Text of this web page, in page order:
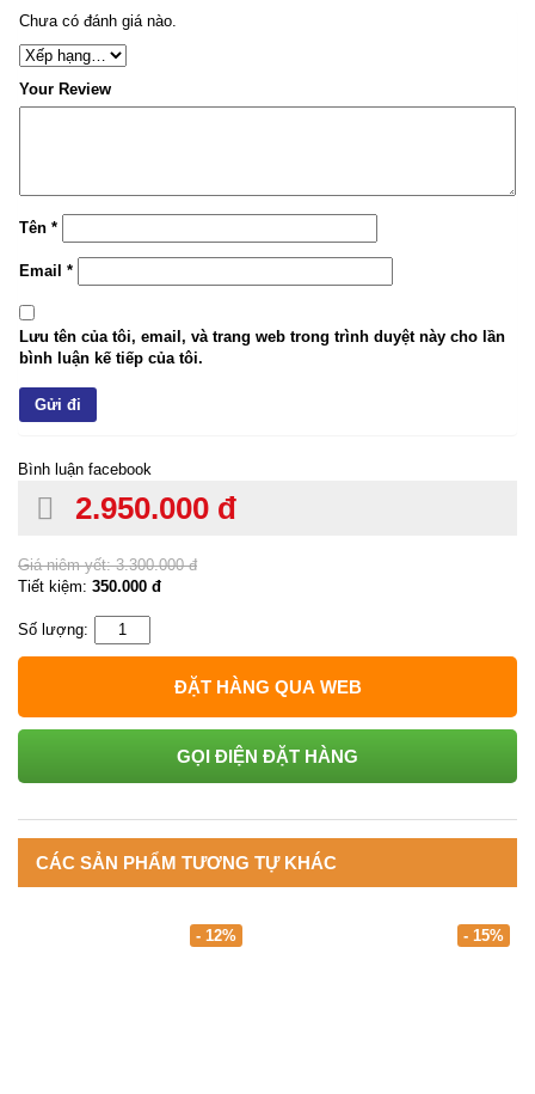
Chưa có đánh giá nào.
Your Review
Tên *
Email *
Lưu tên của tôi, email, và trang web trong trình duyệt này cho lần
bình luận kế tiếp của tôi.
Bình luận facebook
2.950.000 đ
Giá niêm yết:3.300.000 đ
Tiết kiệm: 350.000 đ
Số lượng:
ĐẶT HÀNG QUA WEB
GỌI ĐIỆN ĐẶT HÀNG
CÁC SẢN PHẨM TƯƠNG TỰ KHÁC
- 12% - 15%